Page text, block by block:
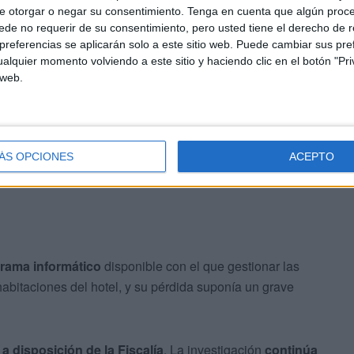
otorgar o negar su consentimiento. Tenga en cuenta que algún
no requerir de su consentimiento, pero usted tiene el derecho de
se aplicarán solo a este sitio web. Puede cambiar sus
momento volviendo a este sitio y haciendo clic en el botón
OPCIONES ACEPTO
por robo con fuerza, un agravante que lleva a que la
informático disponible con el que gestionar las
del hotel, y su pérdida suponía un grave
disposición de la Fiscalía. La investigación continúa